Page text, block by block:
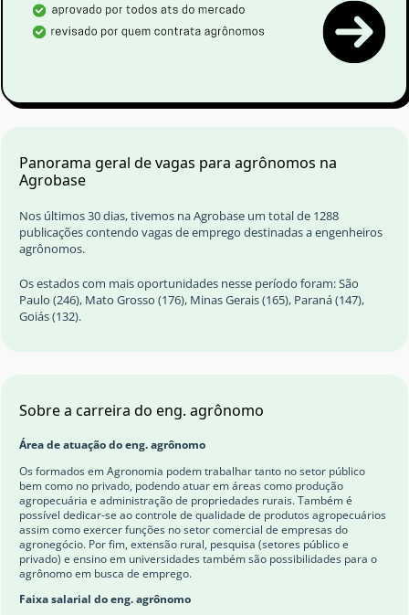
Panorama geral de vagas para agrônomos na
Agrobase
Nos últimos 30 dias, tivemos na Agrobase um total de 1288
publicações contendo vagas de emprego destinadas a engenheiros
agrônomos.
Os estados com mais oportunidades nesse período foram: São
Paulo (246), Mato Grosso (176), Minas Gerais (165), Paraná (147),
Goiás (132).
Sobre a carreira do eng. agrônomo
Área de atuação do eng. agrônomo
Os formados em Agronomia podem trabalhar tanto no setor público
bem como no privado, podendo atuar em áreas como produção
agropecuária e administração de propriedades rurais. Também é
possível dedicar-se ao controle de qualidade de produtos agropecuários
assim como exercer funções no setor comercial de empresas do
agronegócio. Por fim, extensão rural, pesquisa (setores público e
privado) e ensino em universidades também são possibilidades para o
agrônomo em busca de emprego.
Faixa salarial do eng. agrônomo